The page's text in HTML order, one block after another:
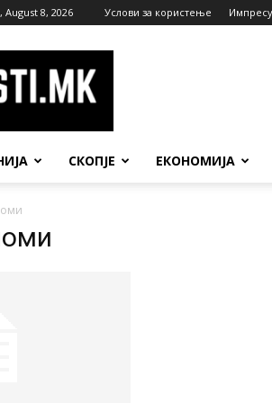
August 8, 2026 Услови за користење
СКОПЈЕ ЕКОНОМИЈА